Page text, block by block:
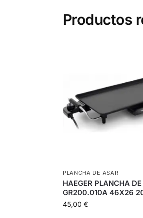
Productos
PLANCHA DE ASAR
HAEGER PLANCHA
GR200.010A 46X26
45,00 €